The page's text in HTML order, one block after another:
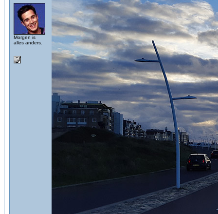
Morgen is
alles anders.